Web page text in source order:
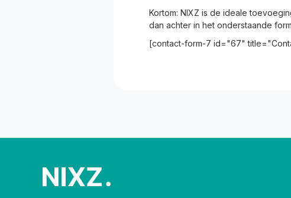
Kortom: NIXZ is de ideale
dan achter in het onderstaande
[contact-form-7 id="67"